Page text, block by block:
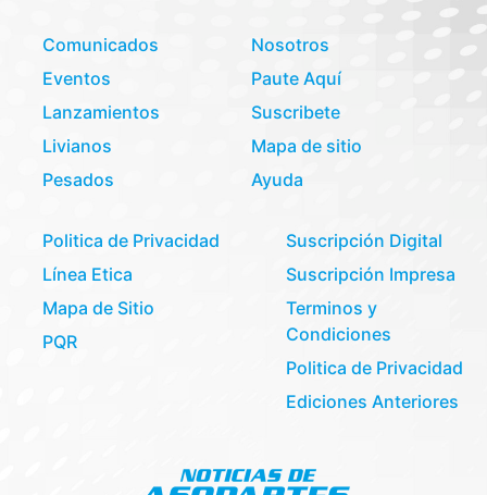
Comunicados
Eventos
Lanzamientos
Livianos
Pesados
Nosotros
Paute Aquí
Suscribete
Mapa de sitio
Ayuda
Politica de Privacidad
Línea Etica
Mapa de Sitio
PQR
Suscripción Digital
Suscripción Impresa
Terminos y
Condiciones
Politica de Privacidad
Ediciones Anteriores